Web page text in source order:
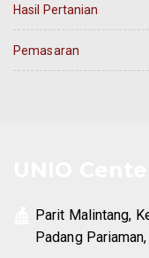
Hasil Pertanian
Pemasaran
Parit Malintang,
Padang